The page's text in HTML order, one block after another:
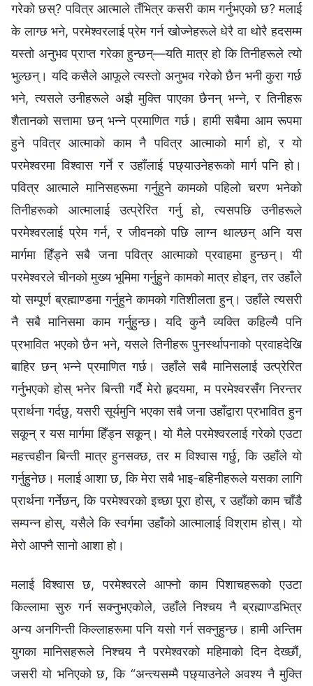
गरेको छस्? पवित्र आत्माले तँभित्र कसरी काम गर्नुभएको छ? मलाई
के लाग्छ भने, परमेश्‍वरलाई प्रेम गर्न खोज्नेहरूले धेरै वा थोरै हदसम्म
यस्तो अनुभव प्राप्त गरेका हुन्छन्—यति मात्र हो कि तिनीहरूले त्यो
भुल्छन्। यदि कसैले आफूले त्यस्तो अनुभव गरेको छैन भनी कुरा गर्छ
भने, त्यसले उनीहरूले अझै मुक्ति पाएका छैनन् भन्‍ने, र तिनीहरू
शैतानको सत्तामा छन् भन्‍ने प्रमाणित गर्छ। हामी सबैमा आम रूपमा
हुने पवित्र आत्माको काम नै पवित्र आत्माको मार्ग हो, र यो
परमेश्‍वरमा विश्‍वास गर्ने र उहाँलाई पछ्याउनेहरूको मार्ग पनि हो।
पवित्र आत्माले मानिसहरूमा गर्नुहुने कामको पहिलो चरण भनेको
तिनीहरूको आत्मालाई उत्प्रेरित गर्नु हो, त्यसपछि उनीहरूले
परमेश्‍वरलाई प्रेम गर्न, र जीवनको पछि लाग्न थाल्छन् अनि यस
मार्गमा हिँड्ने सबै जना पवित्र आत्माको प्रवाहमा हुन्छन्। यी
परमेश्‍वरले चीनको मुख्य भूमिमा गर्नुहुने कामको मात्र होइन, तर उहाँले
यो सम्पूर्ण ब्रह्माण्डमा गर्नुहुने कामको गतिशीलता हुन्। उहाँले त्यसरी
नै सबै मानिसमा काम गर्नुहुन्छ। यदि कुनै व्यक्ति कहिल्यै पनि
प्रभावित भएको छैन भने, यसले तिनीहरू पुनर्स्थापनाको प्रवाहदेखि
बाहिर छन् भन्‍ने प्रमाणित गर्छ। उहाँले सबै मानिसलाई उत्प्रेरित
गर्नुभएको होस् भनेर बिन्ती गर्दै मेरो हृदयमा, म परमेश्‍वरसँग निरन्तर
प्रार्थना गर्दछु, यसरी सूर्यमुनि भएका सबै जना उहाँद्वारा प्रभावित हुन
सकून् र यस मार्गमा हिँड्न सकून्। यो मैले परमेश्‍वरलाई गरेको एउटा
महत्त्वहीन बिन्ती मात्र हुनसक्छ, तर म विश्‍वास गर्छु, कि उहाँले यो
गर्नुहुनेछ। मलाई आशा छ, कि मेरा सबै भाइ-बहिनीहरूले यसका लागि
प्रार्थना गर्नेछन्, कि परमेश्‍वरको इच्छा पूरा होस्, र उहाँको काम चाँडै
सम्पन्न होस्, यसैले कि स्वर्गमा उहाँको आत्मालाई विश्राम होस्। यो
मेरो आफ्नै सानो आशा हो।
मलाई विश्‍वास छ, परमेश्‍वरले आफ्नो काम पिशाचहरूको एउटा
किल्लामा सुरु गर्न सक्नुभएकोले, उहाँले निश्चय नै ब्रह्माण्डभित्र
अन्य अनगिन्ती किल्लाहरूमा पनि यसो गर्न सक्नुहुन्छ। हामी अन्तिम
युगका मानिसहरूले निश्‍चय नै परमेश्‍वरको महिमाको दिन देख्‍छौं,
जसरी यो भनिएको छ, कि “अन्त्यसम्‍मै पछ्याउनेले अवश्य नै मुक्ति